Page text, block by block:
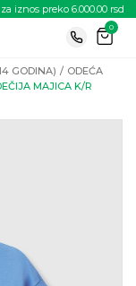
iznos preko 6.000.00 rsd
0
GODINA)
ODEĆA
MAJICA K/R